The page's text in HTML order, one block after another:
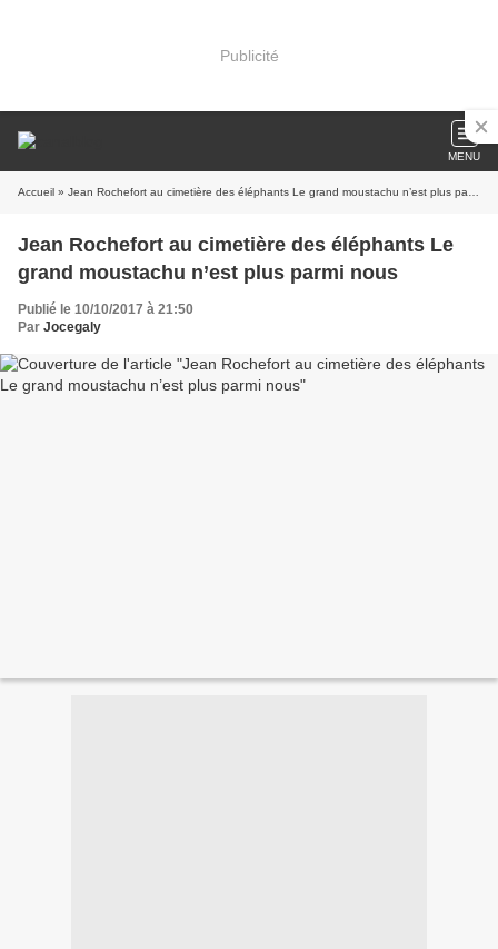
Publicité
MENU
Accueil » Jean Rochefort au cimetière des éléphants Le grand moustachu n’est plus parmi nous
Jean Rochefort au cimetière des éléphants Le
grand moustachu n’est plus parmi nous
Publié le 10/10/2017 à 21:50
Par Jocegaly